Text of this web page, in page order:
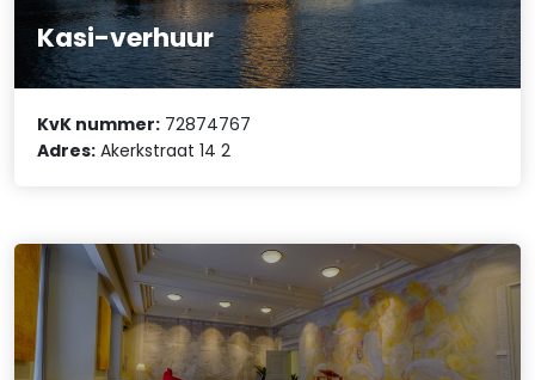
Kasi-verhuur
KvK nummer: 72874767
Adres: Akerkstraat 14 2